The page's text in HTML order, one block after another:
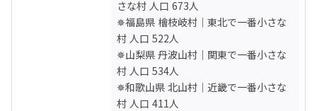
「岡山御津お正月研究会」にて、お正
月お飾りや麦ストロー等をつくり、メ
ディアに取上げられる。農村文化の振
興や脱プラの資源循環社会の提案な
ど、農村地域に新たな役割の可能性を
遊びの中から探す人。
https://peatix.com/event/1708303
さな村 人口 673人
✵福島県 檜枝岐村｜東北で一番小さな
村 人口 522人
✵山梨県 丹波山村｜関東で一番小さな
村 人口 534人
✵和歌山県 北山村｜近畿で一番小さな
村 人口 411人